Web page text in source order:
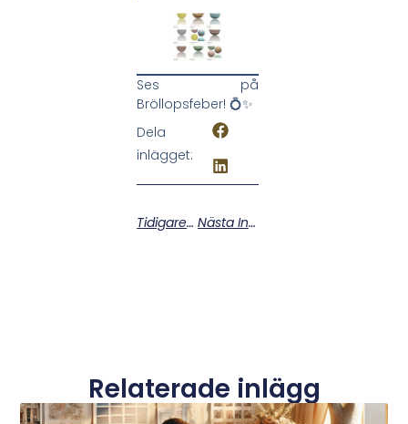
Ses på
Bröllopsfeber! 💍✨
Dela
inlägget:
Tidigare Inlägg Nästa Inlägg
Relaterade inlägg